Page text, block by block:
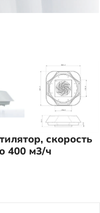
скорость
400 м3/ч